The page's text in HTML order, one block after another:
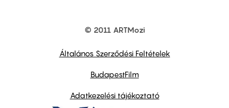
© 2011 ARTMozi
Általános Szerződési Feltételek
BudapestFilm
Adatkezelési tájékoztató